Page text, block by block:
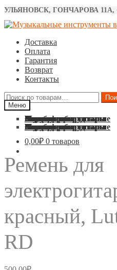
УЛЬЯНОВСК, ГОНЧАРОВА 11А,
Перейти
навигации
Перейти
содержимому
Доставка
Оплата
Гарантия
Возврат
Контакты
Искать:
Меню
Акустические гитары
Классические гитары
Электро гитары
Бас гитары
Укулеле
Синтезаторы
Барабаны
Микрофоны
Звуковое оборудование
Струны
Аксессуары
Акустические гитары
Классические гитары
Электро гитары
Бас гитары
Укулеле
Синтезаторы
Барабаны
Микрофоны
Звуковое оборудование
Струны
Аксессуары
0,00₽ 0 товаров
Ремень для
красный,
RD